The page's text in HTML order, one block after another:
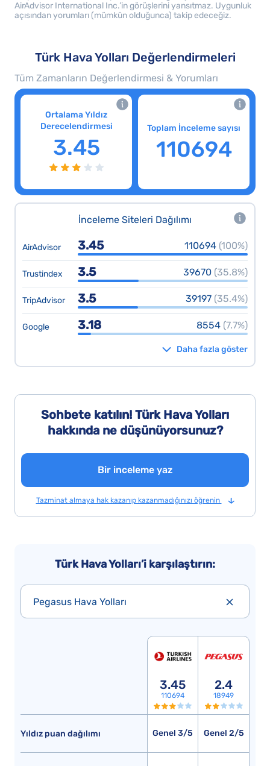
AirAdvisor International Inc.’in görüşlerini yansıtmaz. Uygunluk
açısından yorumları (mümkün olduğunca) takip edeceğiz.
Türk Hava Yolları Değerlendirmeleri
Tüm Zamanların Değerlendirmesi & Yorumları
Ortalama Yıldız
Derecelendirmesi
3.45
Toplam İnceleme sayısı
110694
İnceleme Siteleri Dağılımı
AirAdvisor 3.45 110694 (100%)
Trustindex 3.5 39670 (35.8%)
TripAdvisor 3.5 39197 (35.4%)
Google 3.18 8554 (7.7%)
Daha fazla göster
Sohbete katılın! Türk Hava Yolları
hakkında ne düşünüyorsunuz?
Bir inceleme yaz
Tazminat almaya hak kazanıp kazanmadığınızı öğrenin
Türk Hava Yolları’i karşılaştırın:
Pegasus Hava Yolları
Yıldız puan dağılımı
3.45
110694
Genel 3/5
2.4
18949
Genel 2/5